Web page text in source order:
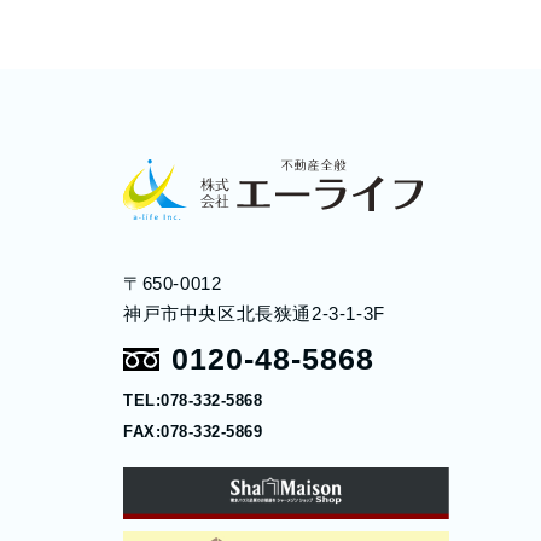
〒650-0012
神戸市中央区北長狭通2-3-1-3F
0120-48-5868
TEL:078-332-5868
FAX:078-332-5869